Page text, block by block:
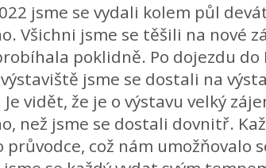
jsme se vydali kolem půl
Všichni jsme se těšili na nové
poklidně. Po dojezdu do
jsme se dostali na
vidět, že je o výstavu velký
než jsme se dostali dovnitř.
což nám umožňovalo